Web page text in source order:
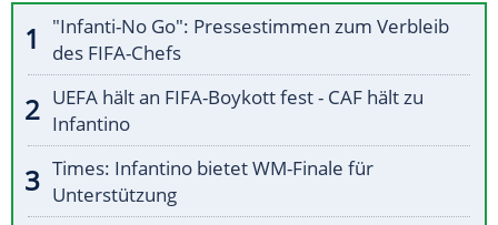
"Infanti-No Go": Pressestimmen zum Verbleib
des FIFA-Chefs
UEFA hält an FIFA-Boykott fest - CAF hält zu
Infantino
Times: Infantino bietet WM-Finale für
Unterstützung